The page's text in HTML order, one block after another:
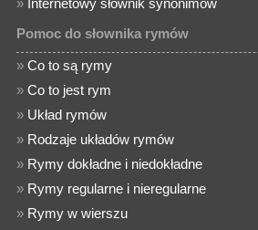
» Internetowy słownik synonimów
Pomoc do słownika rymów
»Co to są rymy
»Co to jest rym
» Układ rymów
» Rodzaje układów rymów
» Rymy dokładne i niedokładne
» Rymy regularne i nieregularne
» Rymy w wierszu